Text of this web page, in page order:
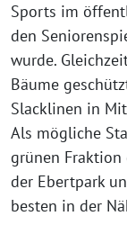
Sports im
den
wurde.
Bäume
Slacklinen in
Als mögliche
grünen Fraktion
der Ebertpark
besten in der